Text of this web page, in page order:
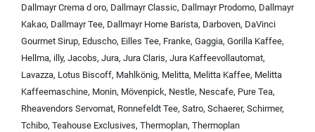
Dallmayr Crema d oro, Dallmayr Classic, Dallmayr Prodomo, Dallmayr
Kakao, Dallmayr Tee, Dallmayr Home Barista, Darboven, DaVinci
Gourmet Sirup, Eduscho, Eilles Tee, Franke, Gaggia, Gorilla Kaffee,
Hellma, illy, Jacobs, Jura, Jura Claris, Jura Kaffeevollautomat,
Lavazza, Lotus Biscoff, Mahlkönig, Melitta, Melitta Kaffee, Melitta
Kaffeemaschine, Monin, Mövenpick, Nestle, Nescafe, Pure Tea,
Rheavendors Servomat, Ronnefeldt Tee, Satro, Schaerer, Schirmer,
Tchibo, Teahouse Exclusives, Thermoplan, Thermoplan